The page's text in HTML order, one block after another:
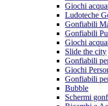
Giochi
Ludoteche
Gonfiabili
Gonfiabili
Giochi
Slide the city
Gonfiabili
Giochi
Gonfiabili
Bubble
Schermi